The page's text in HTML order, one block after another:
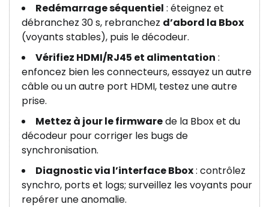
Redémarrage séquentiel : éteignez et
débranchez 30 s, rebranchez d’abord la Bbox
(voyants stables), puis le décodeur.
Vérifiez HDMI/RJ45 et alimentation :
enfoncez bien les connecteurs, essayez un autre
câble ou un autre port HDMI, testez une autre
prise.
Mettez à jour le firmwarede la Bbox et du
décodeur pour corriger les bugs de
synchronisation.
Diagnostic via l’interface Bbox: contrôlez
synchro, ports et logs; surveillez les voyants pour
repérer une anomalie.